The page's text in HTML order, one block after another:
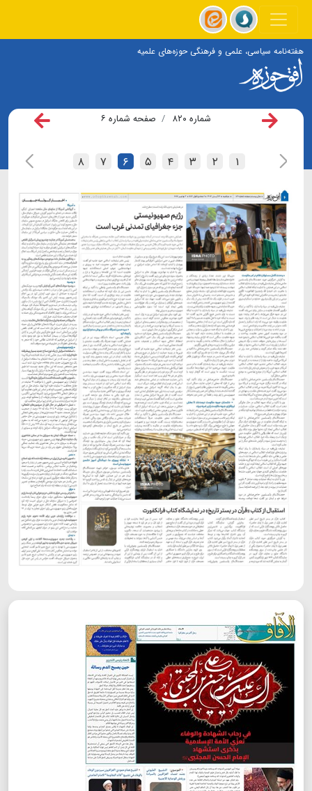
هفته‌نامه سیاسی، علمی و فرهنگی حوزه‌های علمیه
شماره ۸۲۰ صفحه شماره ۶
۱ ۲ ۳ ۴ ۵ ۶ ۷ ۸